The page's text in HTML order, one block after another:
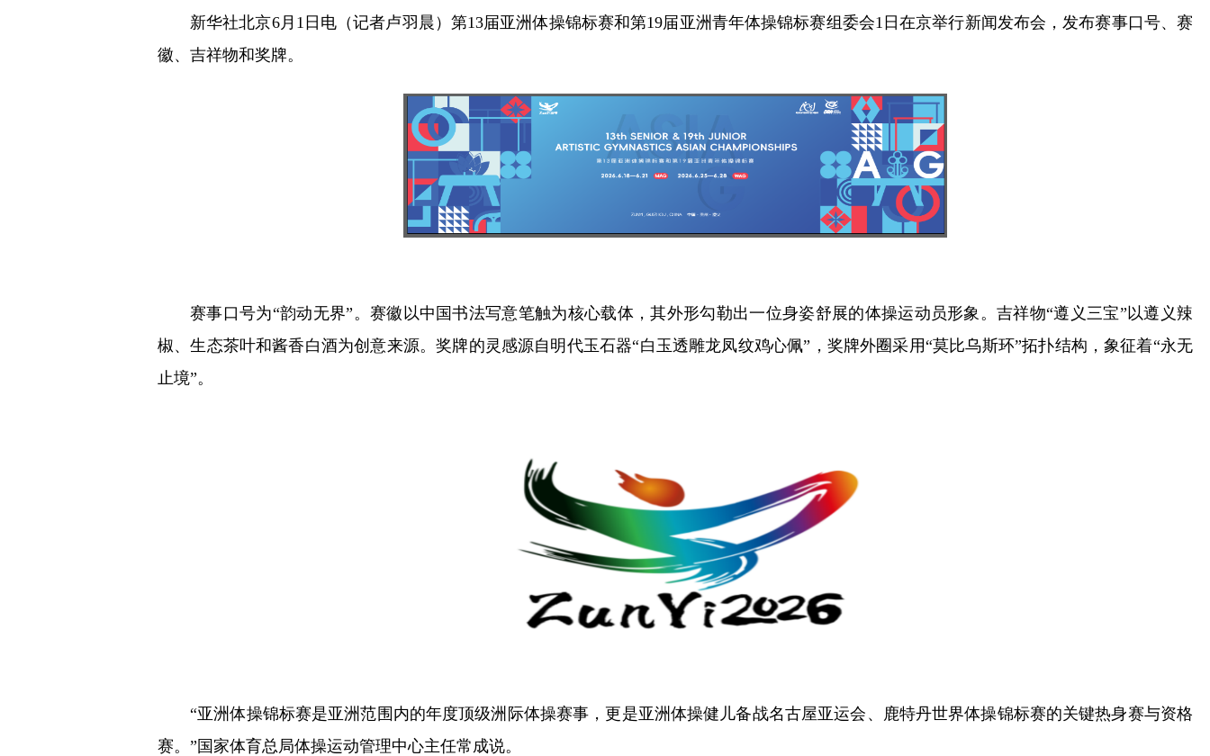
新华社北京6月1日电（记者卢羽晨）第13届亚洲体操锦标赛和第19届亚洲青年体操锦标赛组委会1日在京举行新闻发布会，发布赛事口号、赛
徽、吉祥物和奖牌。
赛事口号为“韵动无界”。赛徽以中国书法写意笔触为核心载体，其外形勾勒出一位身姿舒展的体操运动员形象。吉祥物“遵义三宝”以遵义辣
椒、生态茶叶和酱香白酒为创意来源。奖牌的灵感源自明代玉石器“白玉透雕龙凤纹鸡心佩”，奖牌外圈采用“莫比乌斯环”拓扑结构，象征着“永无
止境”。
“亚洲体操锦标赛是亚洲范围内的年度顶级洲际体操赛事，更是亚洲体操健儿备战名古屋亚运会、鹿特丹世界体操锦标赛的关键热身赛与资格
赛。”国家体育总局体操运动管理中心主任常成说。